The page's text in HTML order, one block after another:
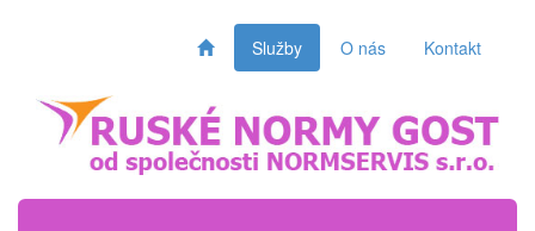
Služby O nás Kontakt